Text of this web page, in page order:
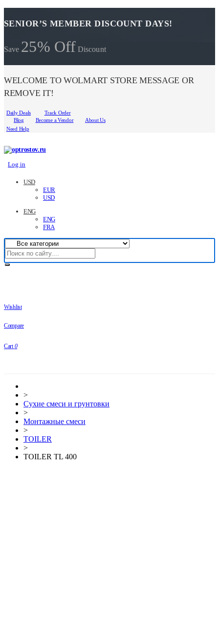
SENIOR’S MEMBER DISCOUNT DAYS!
Save 25% Off Discount
WELCOME TO WOLMART STORE MESSAGE OR
REMOVE IT!
Daily Deals
Track Order
Blog
Become a Vendor
About Us
Need Help
Log in
USD
EUR
USD
ENG
ENG
FRA
Wishlist
Compare
Cart 0
>
Сухие смеси и грунтовки
>
Монтажные смеси
>
TOILER
>
TOILER TL 400